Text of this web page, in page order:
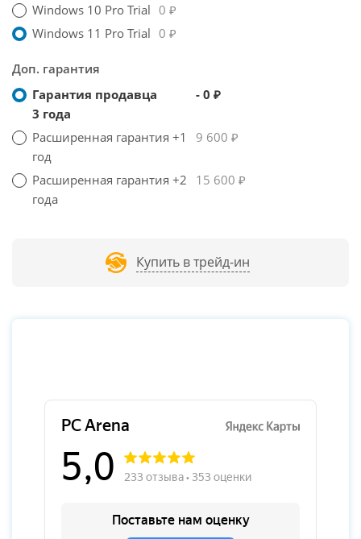
Windows 10 Pro Trial 0 ₽
Windows 11 Pro Trial 0 ₽
Доп. гарантия
Гарантия продавца
3 года
- 0 ₽
Расширенная гарантия +1
год
9 600 ₽
Расширенная гарантия +2
года
15 600 ₽
Купить в трейд-ин